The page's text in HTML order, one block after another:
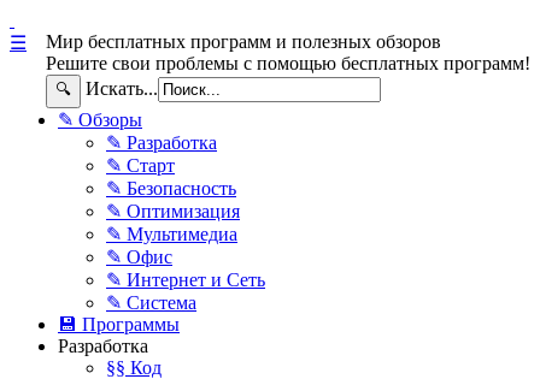
Мир бесплатных программ и полезных обзоров
Решите свои проблемы с помощью бесплатных программ!
🔍 Искать...
☰
✎ Обзоры
✎ Разработка
✎ Старт
✎ Безопасность
✎ Оптимизация
✎ Мультимедиа
✎ Офис
✎ Интернет и Сеть
✎ Система
💾 Программы
Разработка
§§ Код